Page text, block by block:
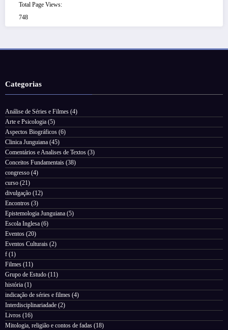
Total Page Views:
748
Categorias
Análise de Séries e Filmes (4)
Arte e Psicologia (5)
Aspectos Biográficos (6)
Clinica Junguiana (45)
Comentários e Analises de Textos (3)
Conceitos Fundamentais (38)
congresso (4)
curso (21)
divulgação (12)
Encontros (3)
Epistemologia Junguiana (5)
Escola Inglesa (6)
Eventos (20)
Eventos Culturais (2)
f (1)
Filmes (11)
Grupo de Estudo (11)
história (1)
indicação de séries e filmes (4)
Interdisciplinariadade (2)
Livros (16)
Mitologia, religião e contos de fadas (18)